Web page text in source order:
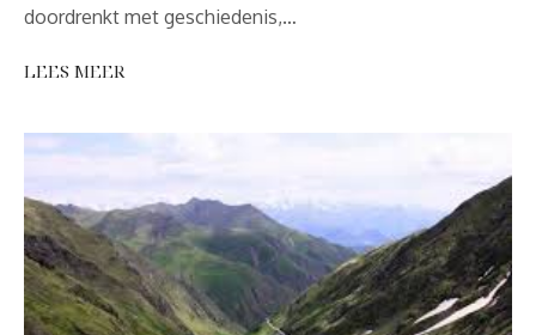
doordrenkt met geschiedenis,…
LEES MEER